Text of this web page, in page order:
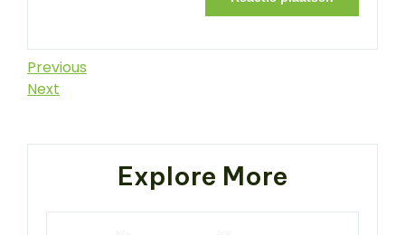
Berichtnavigatie
Previous
Post
Previous
Next
Next
Explore More